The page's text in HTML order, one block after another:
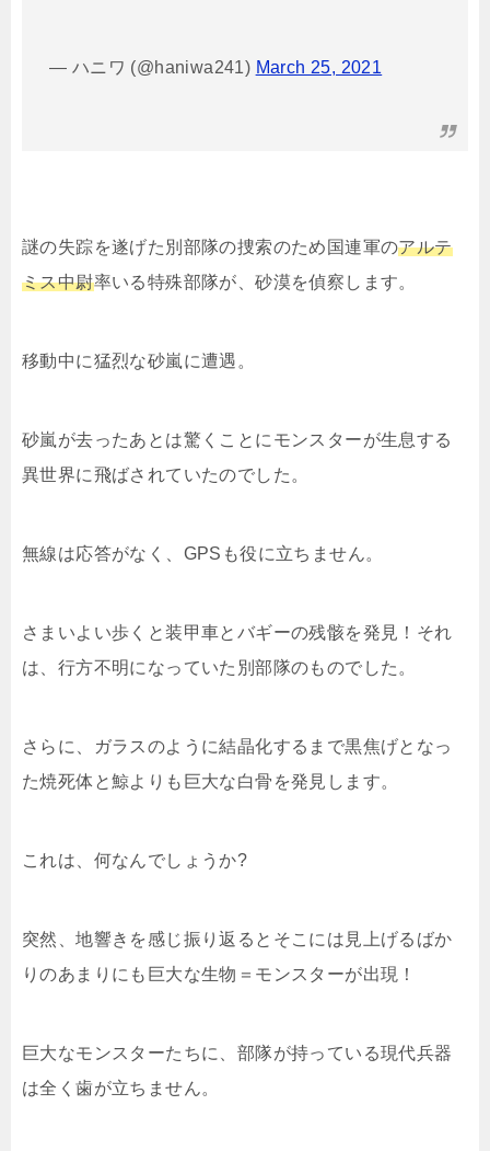
— ハニワ (@haniwa241) March 25, 2021
謎の失踪を遂げた別部隊の捜索のため国連軍のアルテ
ミス中尉率いる特殊部隊が、砂漠を偵察します。
移動中に猛烈な砂嵐に遭遇。
砂嵐が去ったあとは驚くことにモンスターが生息する
異世界に飛ばされていたのでした。
無線は応答がなく、GPSも役に立ちません。
さまいよい歩くと装甲車とバギーの残骸を発見！それ
は、行方不明になっていた別部隊のものでした。
さらに、ガラスのように結晶化するまで黒焦げとなっ
た焼死体と鯨よりも巨大な白骨を発見します。
これは、何なんでしょうか?
突然、地響きを感じ振り返るとそこには見上げるばか
りのあまりにも巨大な生物＝モンスターが出現！
巨大なモンスターたちに、部隊が持っている現代兵器
は全く歯が立ちません。